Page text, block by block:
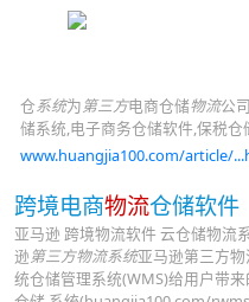
仓系统为第三方电商仓储物流公
储系统,电子商务仓储软件,保税仓
www.huangjia100.com/article/
跨境电商物流仓储软件
亚马逊 跨境物流软件 云仓储物流
逊第三方物流系统亚马逊第三方
统仓储管理系统(WMS)给用户带